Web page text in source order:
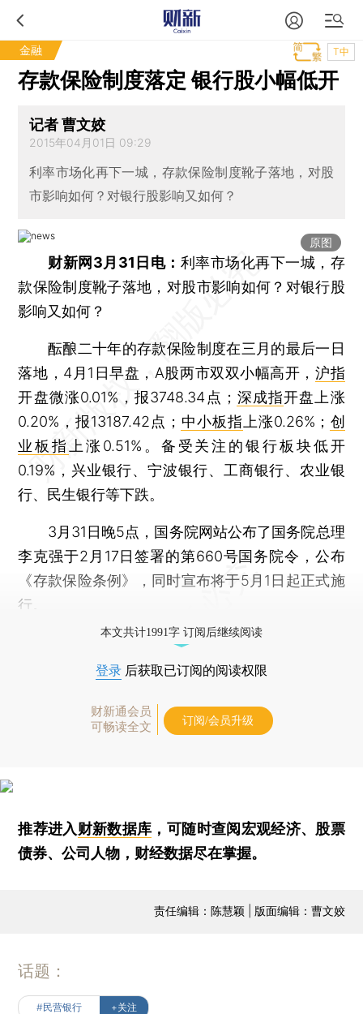
金融 T中
存款保险制度落定 银行股小幅低开
记者 曹文姣
2015年04月01日 09:29
利率市场化再下一城，存款保险制度靴子落地，对股
市影响如何？对银行股影响又如何？
原图
财新网3月31日电： 利率市场化再下一城，存
款保险制度靴子落地，对股市影响如何？对银行股
影响又如何？
酝酿二十年的存款保险制度在三月的最后一日
落地，4月1日早盘，A股两市双双小幅高开，沪指
开盘微涨0.01%，报3748.34点； 深成指开盘上涨
0.20%，报13187.42点； 中小板指 上涨0.26%； 创
业板指
上涨0.51%。备受关注的银行板块低开
0.19%，兴业银行、宁波银行、工商银行、农业银
行、民生银行等下跌。
3月31日晚5点，国务院网站公布了国务院总理
李克强于2月17日签署的第660号国务院令，公布
《存款保险条例》，同时宣布将于5月1日起正式施
行。
本文共计1991字 订阅后继续阅读
登录 后获取已订阅的阅读权限
财新通会员
可畅读全文
订阅/会员升级
推荐进入财新数据库 ，可随时查阅宏观经济、股票
债券、公司人物，财经数据尽在掌握。
责任编辑：陈慧颖 | 版面编辑：曹文姣
话题：
#民营银行 +关注